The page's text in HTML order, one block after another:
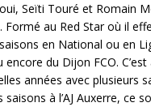
Seïti Touré et Romain
Formé au Red Star où il
en National ou en
du Dijon FCO.
années avec plusieurs
à l’AJ Auxerre, ce